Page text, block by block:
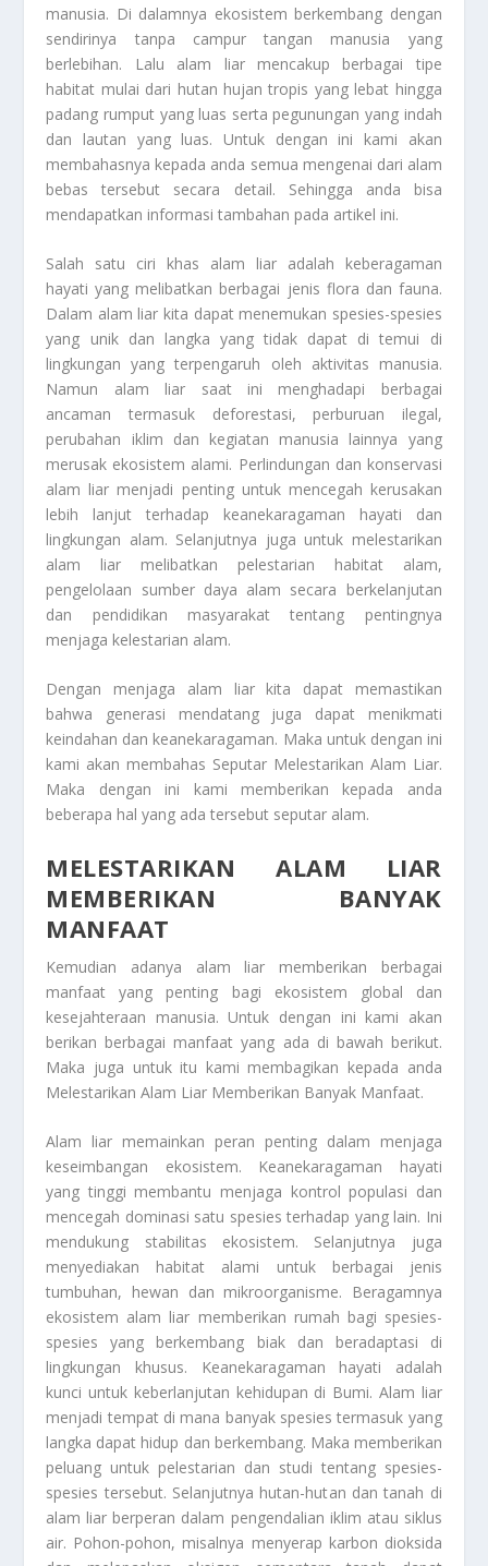
manusia. Di dalamnya ekosistem berkembang dengan
sendirinya tanpa campur tangan manusia yang
berlebihan. Lalu alam liar mencakup berbagai tipe
habitat mulai dari hutan hujan tropis yang lebat hingga
padang rumput yang luas serta pegunungan yang indah
dan lautan yang luas. Untuk dengan ini kami akan
membahasnya kepada anda semua mengenai dari alam
bebas tersebut secara detail. Sehingga anda bisa
mendapatkan informasi tambahan pada artikel ini.
Salah satu ciri khas alam liar adalah keberagaman
hayati yang melibatkan berbagai jenis flora dan fauna.
Dalam alam liar kita dapat menemukan spesies-spesies
yang unik dan langka yang tidak dapat di temui di
lingkungan yang terpengaruh oleh aktivitas manusia.
Namun alam liar saat ini menghadapi berbagai
ancaman termasuk deforestasi, perburuan ilegal,
perubahan iklim dan kegiatan manusia lainnya yang
merusak ekosistem alami. Perlindungan dan konservasi
alam liar menjadi penting untuk mencegah kerusakan
lebih lanjut terhadap keanekaragaman hayati dan
lingkungan alam. Selanjutnya juga untuk melestarikan
alam liar melibatkan pelestarian habitat alam,
pengelolaan sumber daya alam secara berkelanjutan
dan pendidikan masyarakat tentang pentingnya
menjaga kelestarian alam.
Dengan menjaga alam liar kita dapat memastikan
bahwa generasi mendatang juga dapat menikmati
keindahan dan keanekaragaman. Maka untuk dengan ini
kami akan membahas Seputar Melestarikan Alam Liar.
Maka dengan ini kami memberikan kepada anda
beberapa hal yang ada tersebut seputar alam.
MELESTARIKAN ALAM LIAR
MEMBERIKAN BANYAK
MANFAAT
Kemudian adanya alam liar memberikan berbagai
manfaat yang penting bagi ekosistem global dan
kesejahteraan manusia. Untuk dengan ini kami akan
berikan berbagai manfaat yang ada di bawah berikut.
Maka juga untuk itu kami membagikan kepada anda
Melestarikan Alam Liar Memberikan Banyak Manfaat.
Alam liar memainkan peran penting dalam menjaga
keseimbangan ekosistem. Keanekaragaman hayati
yang tinggi membantu menjaga kontrol populasi dan
mencegah dominasi satu spesies terhadap yang lain. Ini
mendukung stabilitas ekosistem. Selanjutnya juga
menyediakan habitat alami untuk berbagai jenis
tumbuhan, hewan dan mikroorganisme. Beragamnya
ekosistem alam liar memberikan rumah bagi spesies-
spesies yang berkembang biak dan beradaptasi di
lingkungan khusus. Keanekaragaman hayati adalah
kunci untuk keberlanjutan kehidupan di Bumi. Alam liar
menjadi tempat di mana banyak spesies termasuk yang
langka dapat hidup dan berkembang. Maka memberikan
peluang untuk pelestarian dan studi tentang spesies-
spesies tersebut. Selanjutnya hutan-hutan dan tanah di
alam liar berperan dalam pengendalian iklim atau siklus
air. Pohon-pohon, misalnya menyerap karbon dioksida